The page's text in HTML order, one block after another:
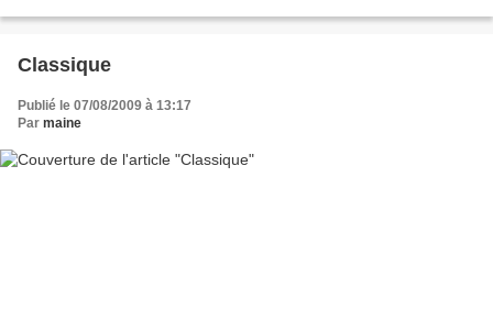
Classique
Publié le 07/08/2009 à 13:17
Par maine